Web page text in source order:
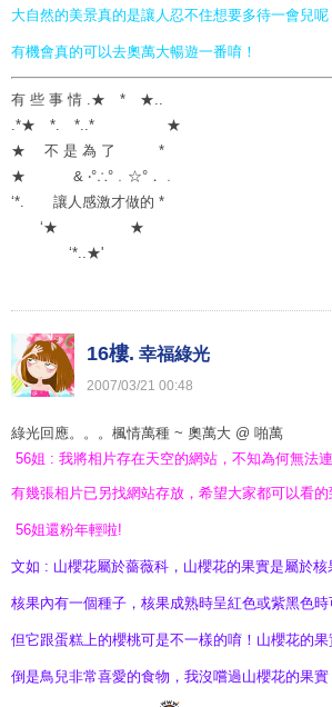
大自然的美景真的是讓人忍不住想要多待一會兒呢
有機會真的可以去奧萬大暢遊一番唷！
有 些 事 情 .★ * ★..
.*★ *. *..* ★
★ 不 是 為 了 *
★ & ‧°∴°﹒☆°．﹒
‘*. 讓人感激才做的 *
‘★ ★
‘*..★'
16樓. 幸福綠光
2007/03/21 00:48
綠光回應。。。楓情萬種 ~ 奧萬大 @ 啪萬
56姐 : 我將相片存在天空的網站，不知為何無法連
有幾張相片已另找網站存放，希望大家都可以看
56姐還粉年輕啦!
文如 : 山櫻花屬於薔薇科，山櫻花的果實是屬於核
核果內有一個種子，核果成熟時呈紅色或紫黑色時
但它跟蛋糕上的櫻桃可是不一樣的唷！山櫻花的果
倒是鳥兒非常喜愛的食物，我沒嚐過山櫻花的果